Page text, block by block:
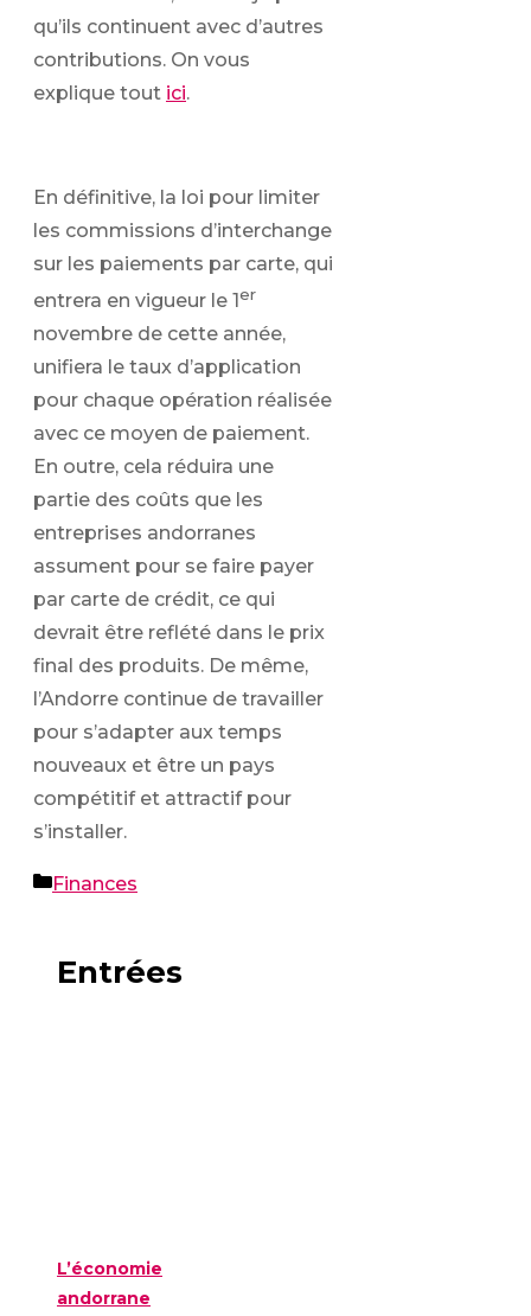
qu’ils continuent avec d’autres
contributions. On vous
explique tout ici.
En définitive, la loi pour limiter
les commissions d’interchange
sur les paiements par carte, qui
entrera en vigueur le 1er
novembre de cette année,
unifiera le taux d’application
pour chaque opération réalisée
avec ce moyen de paiement.
En outre, cela réduira une
partie des coûts que les
entreprises andorranes
assument pour se faire payer
par carte de crédit, ce qui
devrait être reflété dans le prix
final des produits. De même,
l’Andorre continue de travailler
pour s’adapter aux temps
nouveaux et être un pays
compétitif et attractif pour
s’installer.
Catégories
Finances
Entrées
L’économie
andorrane